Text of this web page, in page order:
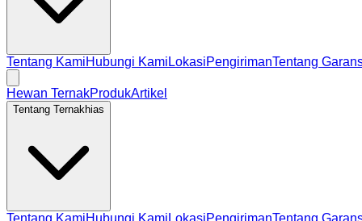
Tentang KamiHubungi Kami LokasiPengirimanTentang
Hewan TernakProdukArtikel
Tentang Ternakhias
Tentang KamiHubungi Kami LokasiPengirimanTentang